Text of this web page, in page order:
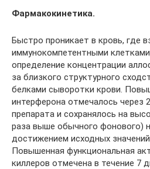
Фармакокинетика.
Быстро проникает в кровь, где
иммунокомпетентными
определение концентрации
за близкого структурного
белками сыворотки крови.
интерферона отмечалось через
препарата и сохранялось на
раза выше обычного фонового)
достижением исходных
Повышенная функциональная
киллеров отмечена в течение 7